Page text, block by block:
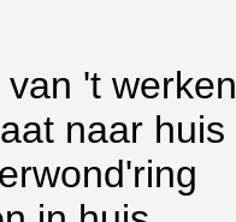
't werken
naar huis